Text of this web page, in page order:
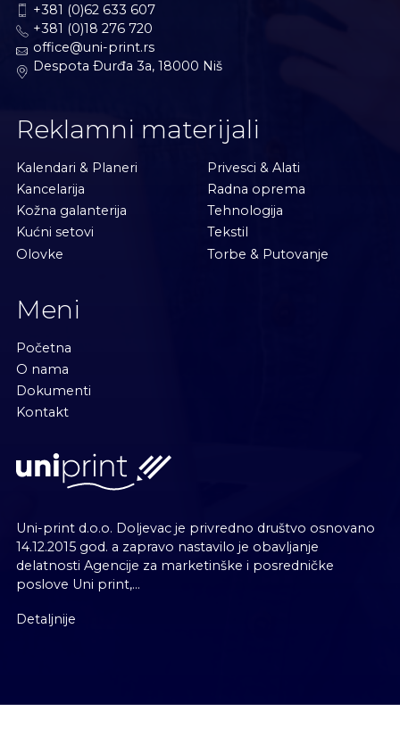
+381 (0)62 633 607
+381 (0)18 276 720
office@uni-print.rs
Despota Ðurđa 3a, 18000 Niš
Reklamni materijali
Kalendari & Planeri
Kancelarija
Kožna galanterija
Kućni setovi
Olovke
Privesci & Alati
Radna oprema
Tehnologija
Tekstil
Torbe & Putovanje
Meni
Početna
O nama
Dokumenti
Kontakt
Uni-print d.o.o. Doljevac je privredno društvo osnovano
14.12.2015 god. a zapravo nastavilo je obavljanje
delatnosti Agencije za marketinške i posredničke
poslove Uni print,...
Detaljnije